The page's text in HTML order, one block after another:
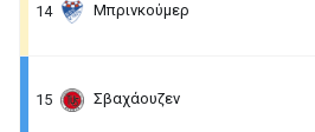
14 Μπρινκούμερ
15 Σβαχάουζεν